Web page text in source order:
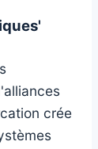
crée